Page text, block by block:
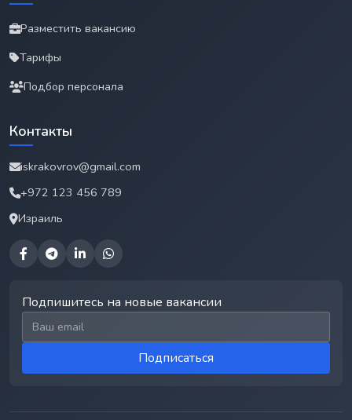
Разместить вакансию
Тарифы
Подбор персонала
Контакты
iskrakovrov@gmail.com
+972 123 456 789
Израиль
Подпишитесь на новые вакансии
Email для подписки
Подписаться